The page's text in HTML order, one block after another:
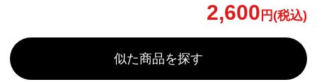
2,600 円(税込)
似た商品を探す